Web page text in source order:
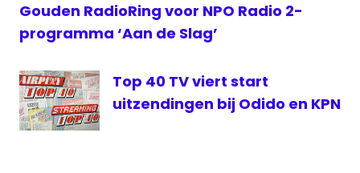
Gouden RadioRing voor NPO Radio 2-
programma ‘Aan de Slag’
Top 40 TV viert start
uitzendingen bij Odido en KPN